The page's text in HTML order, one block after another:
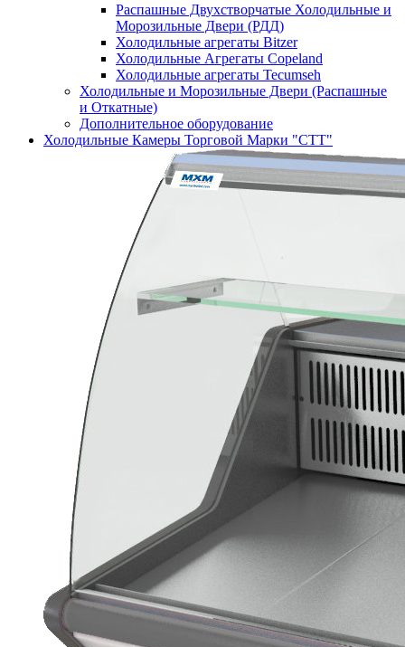
Распашные Двухстворчатые Холодильные и
Морозильные Двери (РДД)
Холодильные агрегаты Bitzer
Холодильные Агрегаты Copeland
Холодильные агрегаты Tecumseh
Холодильные и Морозильные Двери (Распашные
и Откатные)
Дополнительное оборудование
Холодильные Камеры Торговой Марки "СТТ"